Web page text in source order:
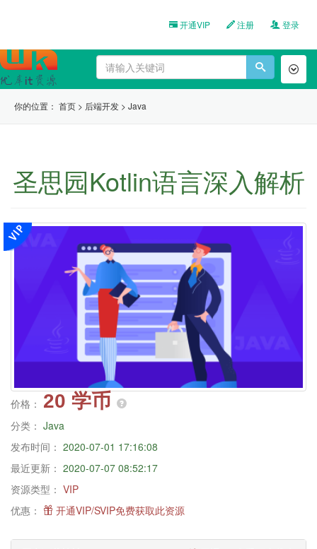
开通VIP 注册 登录
你的位置： 首页 > 后端开发 > Java
圣思园Kotlin语言深入解析
价格： 20 学币
分类： Java
发布时间： 2020-07-01 17:16:08
最近更新： 2020-07-07 08:52:17
资源类型： VIP
优惠：
开通VIP/SVIP免费获取此资源